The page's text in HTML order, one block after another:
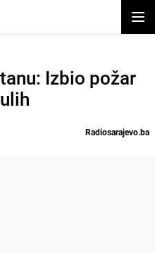
Izbio požar
Radiosarajevo.ba